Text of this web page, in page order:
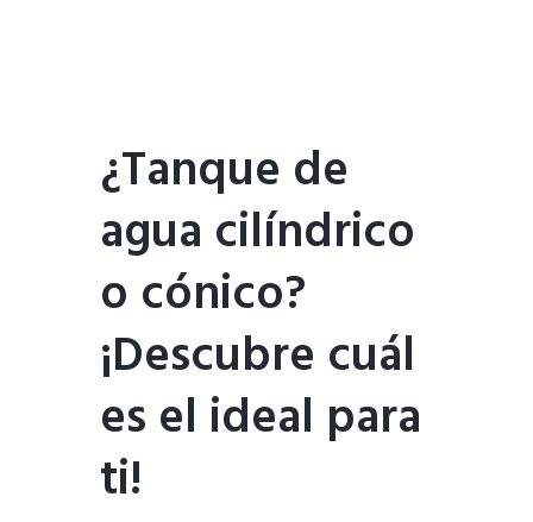
¿Tanque de
agua cilíndrico
o cónico?
¡Descubre cuál
es el ideal para
ti!